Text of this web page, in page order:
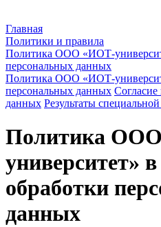
Главная
Политики и правила
Политика ООО «ИОТ-
персональных данных
Политика ООО «ИОТ-
персональных данных Согласие
данных Результаты
Политика
университет»
обработки
данных